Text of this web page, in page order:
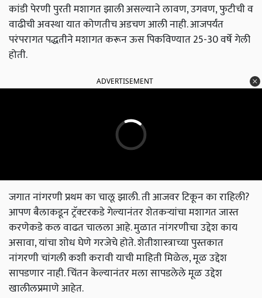
कांडी पेरणी पुरती मशागत झाली असल्याने लावण, उगवण, फुटीची व
वाढीची अवस्था यात कोणतीच अडचण आली नाही. आजपर्यंत
परंपरागत पद्धतीने मशागत करून ऊस पिकविण्यात 25-30 वर्षे गेली
होती.
ADVERTISEMENT
जगात नांगरणी प्रथम का चालू झाली. ती आजवर टिकून का राहिली?
आपण बैलाकडून ट्रॅक्‍टरकडे गेल्यानंतर शेतकऱ्यांचा मशागत जास्त
करणेकडे कल वाढत चालला आहे. मुळात नांगरणीचा उद्देश काय
असावा, यांचा शोध घेणे गरजेचे होते. शेतीशास्त्राच्या पुस्तकात
नांगरणी चांगली कशी करावी याची माहिती मिळेल, मूळ उद्देश
सापडणार नाही. चिंतन केल्यानंतर मला सापडलेले मूळ उद्देश
खालीलप्रमाणे आहेत.